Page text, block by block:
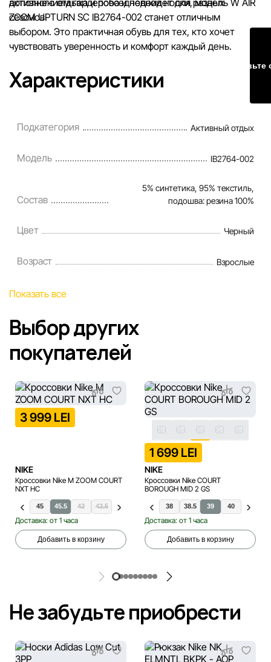
дополнением гардероба и подойдет для разных
сезонов.
активного отдыха и повседневной носки, модель W AIR
ZOOM UPTURN SC IB2764-002 станет отличным
выбором. Это практичная обувь для тех, кто хочет
чувствовать уверенность и комфорт каждый день.
Характеристики
Подкатегория Активный отдых
Модель IB2764-002
Состав
5% синтетика, 95% текстиль,
подошва: резина 100%
Цвет Черный
Возраст Взрослые
Показать все
Выбор других
покупателей
3 999 LEI
NIKE
Кроссовки Nike M ZOOM COURT
NXT HC
44.5 45 45.5 42 42.5
Доставка: от 1 часа
Добавить в корзину
1 699 LEI
NIKE
Кроссовки Nike COURT
BOROUGH MID 2 GS
35.5 36 37.5 38 38.5 39 40
Доставка: от 1 часа
Добавить в корзину
Не забудьте приобрести
Оставьте